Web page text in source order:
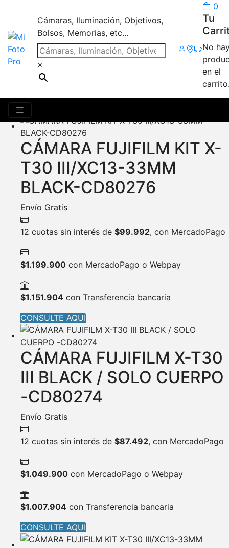
Cámaras, Iluminación, Objetivos,
Bolsos, Memorias, etc...
×
0
Tu
No
en el
XT30 III
Mostrando 3 resultados
CÁMARA FUJIFILM KIT X-
T30 III/XC13-33MM
BLACK-CD80276
Envío Gratis
12 cuotas sin interés de $99.992, con MercadoPago
$1.199.900 con MercadoPago o Webpay
$1.151.904 con Transferencia bancaria
CONSULTE AQUÍ
CÁMARA FUJIFILM X-T30
III BLACK / SOLO CUERPO
-CD80274
Envío Gratis
12 cuotas sin interés de $87.492, con MercadoPago
$1.049.900 con MercadoPago o Webpay
$1.007.904 con Transferencia bancaria
CONSULTE AQUÍ